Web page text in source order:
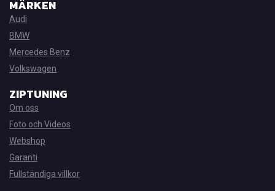
MÄRKEN
Audi
BMW
Mercedes Benz
Volkswagen
ZIPTUNING
Om oss
Foto och Videos
Webshop
Garanti
Fullständiga villkor